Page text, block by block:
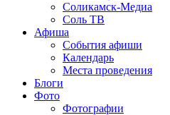
Соликамск-Медиа
Соль ТВ
Афиша
События афиши
Календарь
Места проведения
Блоги
Фото
Фотографии